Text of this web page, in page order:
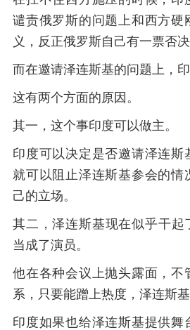
谴责俄罗斯的问题上和西方硬
义，反正俄罗斯自己有一票否决
而在邀请泽连斯基的问题上，
这有两个方面的原因。
其一，这个事印度可以做主。
印度可以决定是否邀请泽连斯
就可以阻止泽连斯基参会的情
己的立场。
其二，泽连斯基现在似乎干
当成了演员。
他在各种会议上抛头露面，不
系，只要能蹭上热度，泽连斯基
印度如果也给泽连斯基提供舞